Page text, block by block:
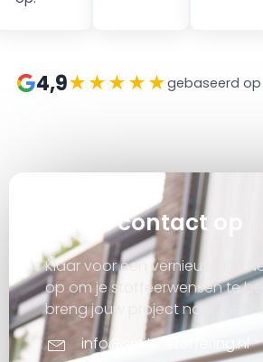
4,9★★★★★gebaseerd op
Neem contact op
Klaar voor een vernieuwing?
op om je stoffeerwensen te
breng jouw project naar een
info@smits-stoffering.nl